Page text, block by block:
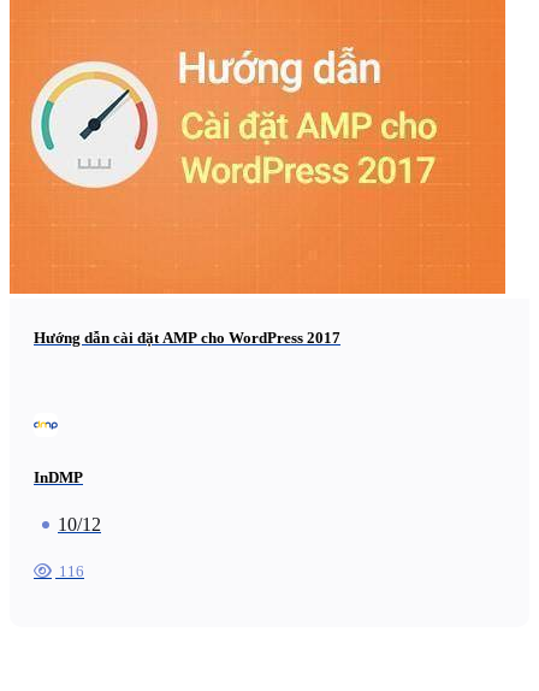
Hướng dẫn cài đặt AMP cho WordPress 2017
InDMP
10/12
116